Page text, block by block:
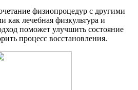
физиопроцедур с другими
как лечебная физкультура и
поможет улучшить состояние
процесс восстановления.